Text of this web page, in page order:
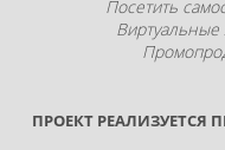
Посетить
Виртуальные
ПРОЕКТ РЕАЛИЗУЕТСЯ